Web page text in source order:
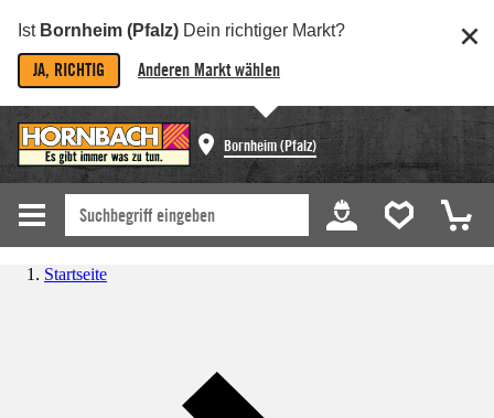
Ist Bornheim (Pfalz) Dein richtiger Markt?
JA, RICHTIG Anderen Markt wählen
Bornheim (Pfalz)
Startseite